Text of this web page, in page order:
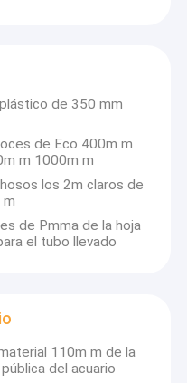
de 350 mm
de Eco 400m m
m 1000m m
los 2m claros de
m
de Pmma de la hoja
el tubo llevado
110m m de la
del acuario